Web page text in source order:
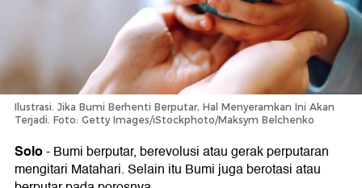
Ilustrasi. Jika Bumi Berhenti Berputar, Hal Menyeramkan Ini Akan
Terjadi. Foto: Getty Images/iStockphoto/Maksym Belchenko
Solo-Bumi berputar, berevolusi atau gerak perputaran
mengitari Matahari. Selain itu Bumi juga berotasi atau